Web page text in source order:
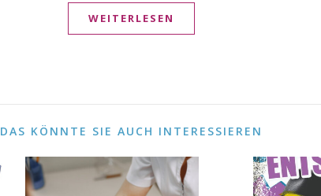
WEITERLESEN
DAS KÖNNTE SIE AUCH INTERESSIEREN